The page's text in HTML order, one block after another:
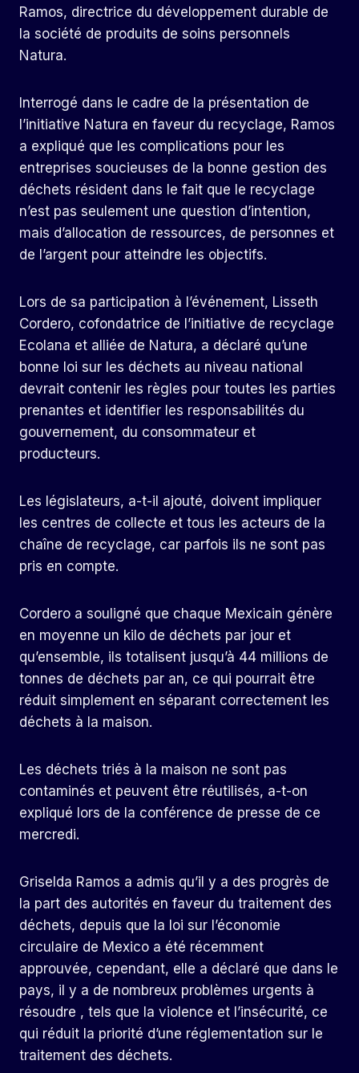
Ramos, directrice du développement durable de
la société de produits de soins personnels
Natura.
Interrogé dans le cadre de la présentation de
l’initiative Natura en faveur du recyclage, Ramos
a expliqué que les complications pour les
entreprises soucieuses de la bonne gestion des
déchets résident dans le fait que le recyclage
n’est pas seulement une question d’intention,
mais d’allocation de ressources, de personnes et
de l’argent pour atteindre les objectifs.
Lors de sa participation à l’événement, Lisseth
Cordero, cofondatrice de l’initiative de recyclage
Ecolana et alliée de Natura, a déclaré qu’une
bonne loi sur les déchets au niveau national
devrait contenir les règles pour toutes les parties
prenantes et identifier les responsabilités du
gouvernement, du consommateur et
producteurs.
Les législateurs, a-t-il ajouté, doivent impliquer
les centres de collecte et tous les acteurs de la
chaîne de recyclage, car parfois ils ne sont pas
pris en compte.
Cordero a souligné que chaque Mexicain génère
en moyenne un kilo de déchets par jour et
qu’ensemble, ils totalisent jusqu’à 44 millions de
tonnes de déchets par an, ce qui pourrait être
réduit simplement en séparant correctement les
déchets à la maison.
Les déchets triés à la maison ne sont pas
contaminés et peuvent être réutilisés, a-t-on
expliqué lors de la conférence de presse de ce
mercredi.
Griselda Ramos a admis qu’il y a des progrès de
la part des autorités en faveur du traitement des
déchets, depuis que la loi sur l’économie
circulaire de Mexico a été récemment
approuvée, cependant, elle a déclaré que dans le
pays, il y a de nombreux problèmes urgents à
résoudre , tels que la violence et l’insécurité, ce
qui réduit la priorité d’une réglementation sur le
traitement des déchets.